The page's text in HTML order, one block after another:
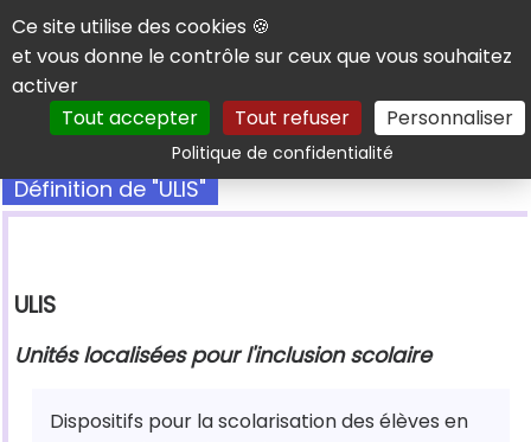
Panneau de gestion des cookies
Ce site utilise des cookies 🍪
et vous donne le contrôle sur ceux que vous souhaitez
activer
Tout accepter
Tout refuser Personnaliser
Politique de confidentialitéRechercher
Définition de "ULIS"
ULIS
Unités localisées pour l'inclusion scolaire
Dispositifs pour la scolarisation des élèves en